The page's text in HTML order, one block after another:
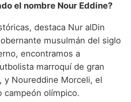
el nombre Nour Eddine?
destaca Nur alDin
musulmán del siglo
encontramos a
marroquí de gran
y Noureddine Morceli, el
campeón olímpico.